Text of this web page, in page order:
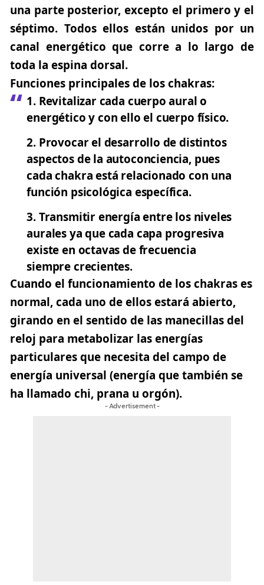
una parte posterior, excepto el primero y el
séptimo. Todos ellos están unidos por un
canal energético que corre a lo largo de
toda la espina dorsal.
Funciones principales de los chakras:
1. Revitalizar cada cuerpo aural o
energético y con ello el cuerpo físico.
2. Provocarel desarrollo de distintos
aspectos de la autoconciencia, pues
cada chakra está relacionado con una
función psicológica específica.
3.Transmitir energía entre los niveles
aurales ya que cada capa progresiva
existe en octavas de frecuencia
siempre crecientes.
Cuando el funcionamiento de los chakras es
normal, cada uno de ellos estará abierto,
girando en el sentido de las manecillas del
reloj para metabolizar las energías
particulares que necesita del campo de
energía universal (energía que también se
ha llamado chi, prana u orgón).
- Advertisement -